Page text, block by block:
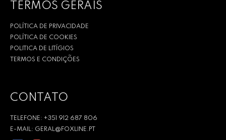
TERMOS GERAIS
POLÍTICA DE PRIVACIDADE
POLÍTICA DE COOKIES
POLITICA DE LITÍGIOS
TERMOS E CONDIÇÕES
CONTATO
TELEFONE: +351 912 687 806
E-MAIL: GERAL@FOXLINE.PT